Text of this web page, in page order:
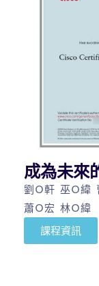
成為未來
劉Ｏ軒 巫Ｏ緯
蕭Ｏ宏 林Ｏ緯
課程資訊